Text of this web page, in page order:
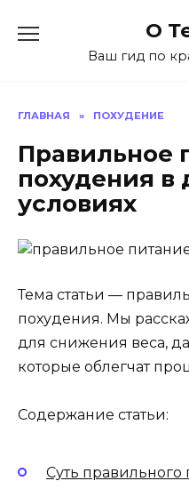
содержанию
О
Ваш гид по
ГЛАВНАЯ » ПОХУДЕНИЕ
Правильное
похудения
условиях
Тема статьи —
похудения. Мы
для снижения веса,
которые облегчат
Содержание статьи:
Суть правильного